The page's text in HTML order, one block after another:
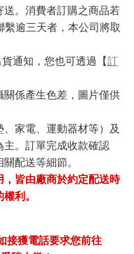
。消費者訂購之商品若
逾三天者，本公司將取
通知，您也可透過【訂
係產生色差，圖片僅供
家電、運動器材等）及
主。訂單完成收款確認
配送等細節。
皆由廠商於約定配送時
利。
接獲電話要求您前往